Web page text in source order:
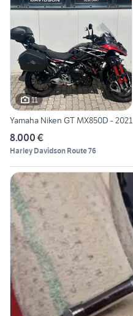
11
Yamaha Niken GT MX850D - 2021
8.000 €
Harley Davidson Route 76